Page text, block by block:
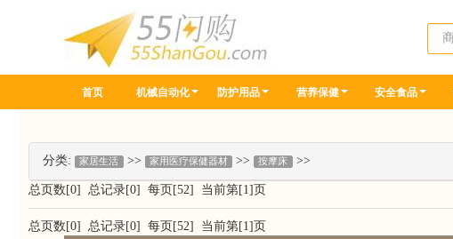
首页 机械自动化 防护用品 营养保健 安全食品
分类: 家居生活 >> 家用医疗保健器材 >> 按摩床 >>
总页数[0] 总记录[0] 每页[52] 当前第[1]页
总页数[0] 总记录[0] 每页[52] 当前第[1]页